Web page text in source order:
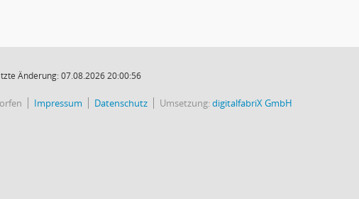
Änderung: 07.08.2026 20:00:56
Impressum Datenschutz Umsetzung:digitalfabriX GmbH